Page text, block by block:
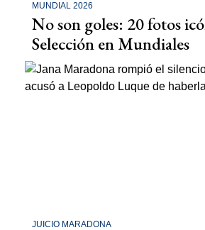
MUNDIAL 2026
No son goles: 20 fotos
Selección en Mundiales
JUICIO MARADONA